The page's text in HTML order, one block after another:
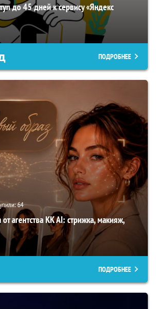
до 45 дней к сервису «Яндекс
ПОДРОБНЕЕ
64
агентства KK AI: стрижка, макияж,
ПОДРОБНЕЕ